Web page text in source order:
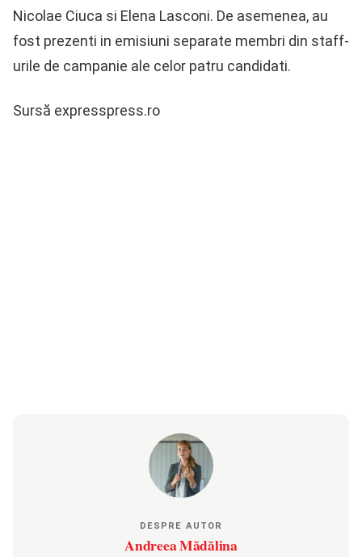
Nicolae Ciuca si Elena Lasconi. De asemenea, au
fost prezenti in emisiuni separate membri din staff-
urile de campanie ale celor patru candidati.
Sursă expresspress.ro
DESPRE AUTOR
Andreea Mădălina